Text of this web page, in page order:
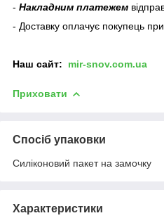
- Накладним платежем
- Доставку оплачує покупець
Наш сайт: mir-snov.com.ua
Приховати
Спосіб упаковки
Силіконовий пакет на замочку
Характеристики